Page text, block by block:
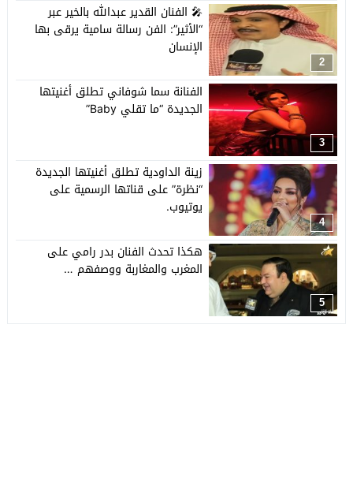
2
🎤 الفنان القدير عبدالله بالخير عبر
“الأثير”: الفن رسالة سامية يرقى بها
الإنسان
3
الفنانة سما شوفاني تطلق أغنيتها
الجديدة “ما تقلي Baby”
4
زينة الداودية تطلق أغنيتها الجديدة
“نظرة” على قناتها الرسمية على
يوتيوب.
5
هكذا تحدث الفنان بدر رامي على
المغرب والمغاربة ووصفهم …